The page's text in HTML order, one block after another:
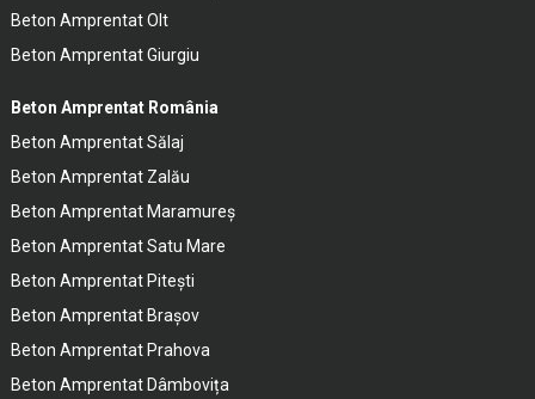
Beton Amprentat Olt
Beton Amprentat Giurgiu
Beton Amprentat România
Beton Amprentat Sălaj
Beton Amprentat Zalău
Beton Amprentat Maramureș
Beton Amprentat Satu Mare
Beton Amprentat Pitești
Beton Amprentat Brașov
Beton Amprentat Prahova
Beton Amprentat Dâmbovița